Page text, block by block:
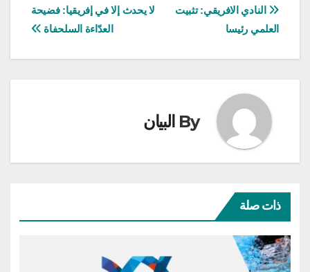
تصفّح
المقالات
لا يحدث إلا في إفريقيا: فضيحة
العدّاءة السلحفاة
النادي الافريقي: تثبيت
العلمي رئيسا
By البيان
ذات صلة